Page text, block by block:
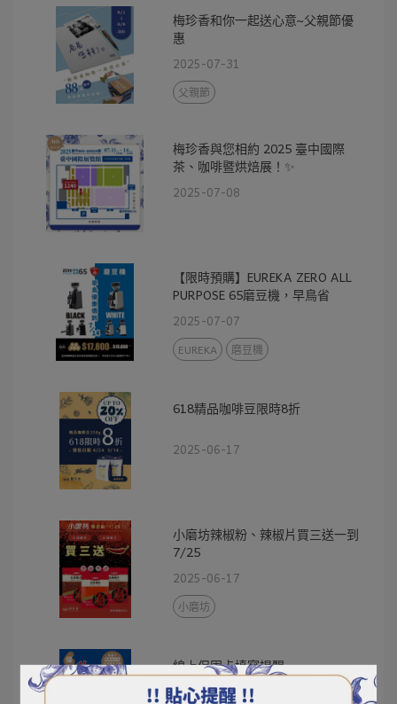
梅珍香和你一起送心意~父親節優
惠
2025-07-31
父親節
梅珍香與您相約 2025 臺中國際
茶、咖啡暨烘焙展！✨
2025-07-08
【限時預購】EUREKA ZERO ALL
PURPOSE 65磨豆機，早鳥省
$2000！
2025-07-07
EUREKA 磨豆機
618精品咖啡豆限時8折
2025-06-17
小磨坊辣椒粉、辣椒片買三送一到
7/25
2025-06-17
小磨坊
線上保固卡填寫提醒